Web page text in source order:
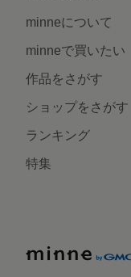
minneについて
minneで買いたい
作品をさがす
ショップをさがす
ランキング
特集